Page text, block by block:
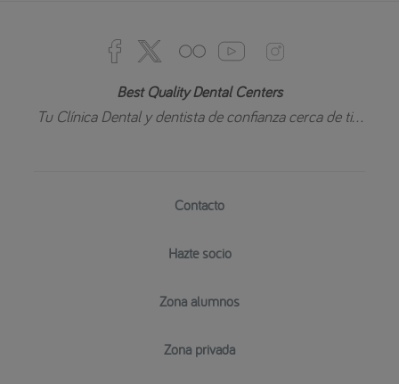
Best Quality Dental Centers
Tu Clínica Dental y dentista de confianza cerca de ti...
Contacto
Hazte socio
Zona alumnos
Zona privada